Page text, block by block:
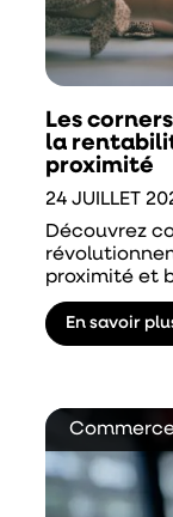
Les
la
proximité
24 JUILLET
Découvrez
proximité et
En savoir